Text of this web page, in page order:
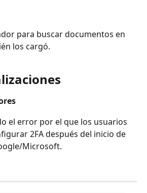
para buscar documentos en
los cargó.
el error por el que los usuarios
2FA después del inicio de
Microsoft.